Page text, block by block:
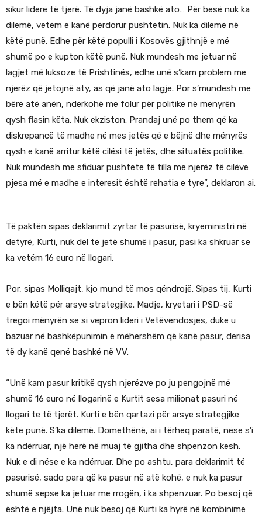
sikur liderë të tjerë. Të dyja janë bashkë ato… Për besë nuk ka
dilemë, vetëm e kanë përdorur pushtetin. Nuk ka dilemë në
këtë punë. Edhe për këtë populli i Kosovës gjithnjë e më
shumë po e kupton këtë punë. Nuk mundesh me jetuar në
lagjet më luksoze të Prishtinës, edhe unë s’kam problem me
njerëz që jetojnë aty, as që janë ato lagje. Por s’mundesh me
bërë atë anën, ndërkohë me folur për politikë në mënyrën
qysh flasin këta. Nuk ekziston. Prandaj unë po them që ka
diskrepancë të madhe në mes jetës që e bëjnë dhe mënyrës
qysh e kanë arritur këtë cilësi të jetës, dhe situatës politike.
Nuk mundesh me sfiduar pushtete të tilla me njerëz të cilëve
pjesa më e madhe e interesit është rehatia e tyre”, deklaron ai.
Të paktën sipas deklarimit zyrtar të pasurisë, kryeministri në
detyrë, Kurti, nuk del të jetë shumë i pasur, pasi ka shkruar se
ka vetëm 16 euro në llogari.
Por, sipas Molliqajt, kjo mund të mos qëndrojë. Sipas tij, Kurti
e bën këtë për arsye strategjike. Madje, kryetari i PSD-së
tregoi mënyrën se si vepron lideri i Vetëvendosjes, duke u
bazuar në bashkëpunimin e mëhershëm që kanë pasur, derisa
të dy kanë qenë bashkë në VV.
“Unë kam pasur kritikë qysh njerëzve po ju pengojnë më
shumë 16 euro në llogarinë e Kurtit sesa milionat pasuri në
llogari te të tjerët. Kurti e bën qartazi për arsye strategjike
këtë punë. S’ka dilemë. Domethënë, ai i tërheq paratë, nëse s’i
ka ndërruar, një herë në muaj të gjitha dhe shpenzon kesh.
Nuk e di nëse e ka ndërruar. Dhe po ashtu, para deklarimit të
pasurisë, sado para që ka pasur në atë kohë, e nuk ka pasur
shumë sepse ka jetuar me rrogën, i ka shpenzuar. Po besoj që
është e njëjta. Unë nuk besoj që Kurti ka hyrë në kombinime